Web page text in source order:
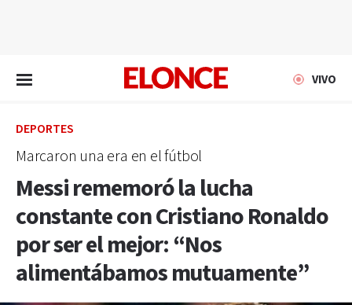
VIVO
DEPORTES
Marcaron una era en el fútbol
Messi rememoró la lucha
constante con Cristiano Ronaldo
por ser el mejor: “Nos
alimentábamos mutuamente”